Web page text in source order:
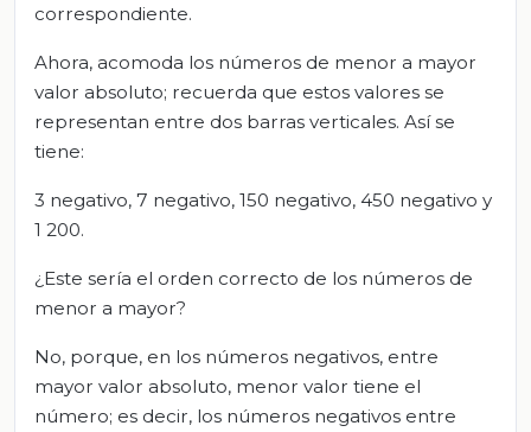
correspondiente.
Ahora, acomoda los números de menor a mayor
valor absoluto; recuerda que estos valores se
representan entre dos barras verticales. Así se
tiene:
3 negativo, 7 negativo, 150 negativo, 450 negativo y
1 200.
¿Este sería el orden correcto de los números de
menor a mayor?
No, porque, en los números negativos, entre
mayor valor absoluto, menor valor tiene el
número; es decir, los números negativos entre